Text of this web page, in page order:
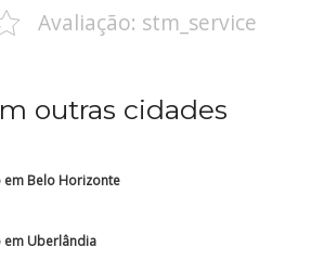
Avaliação: stm_service
outras cidades
em Belo Horizonte
em Uberlândia